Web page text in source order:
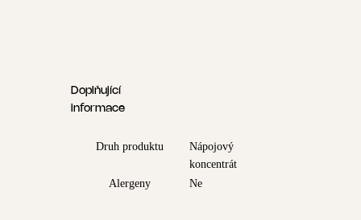
Doplňující
informace
Druh produktu
Nápojový
koncentrát
Alergeny
Ne